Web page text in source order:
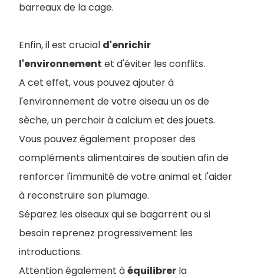
barreaux de la cage.
Enfin, il est crucial d'enrichir
l'environnement et d'éviter les conflits.
A cet effet, vous pouvez ajouter à
l'environnement de votre oiseau un os de
sèche, un perchoir à calcium et des jouets.
Vous pouvez également proposer des
compléments alimentaires de soutien afin de
renforcer l'immunité de votre animal et l'aider
à reconstruire son plumage.
Séparez les oiseaux qui se bagarrent ou si
besoin reprenez progressivement les
introductions.
Attention également àéquilibrer la